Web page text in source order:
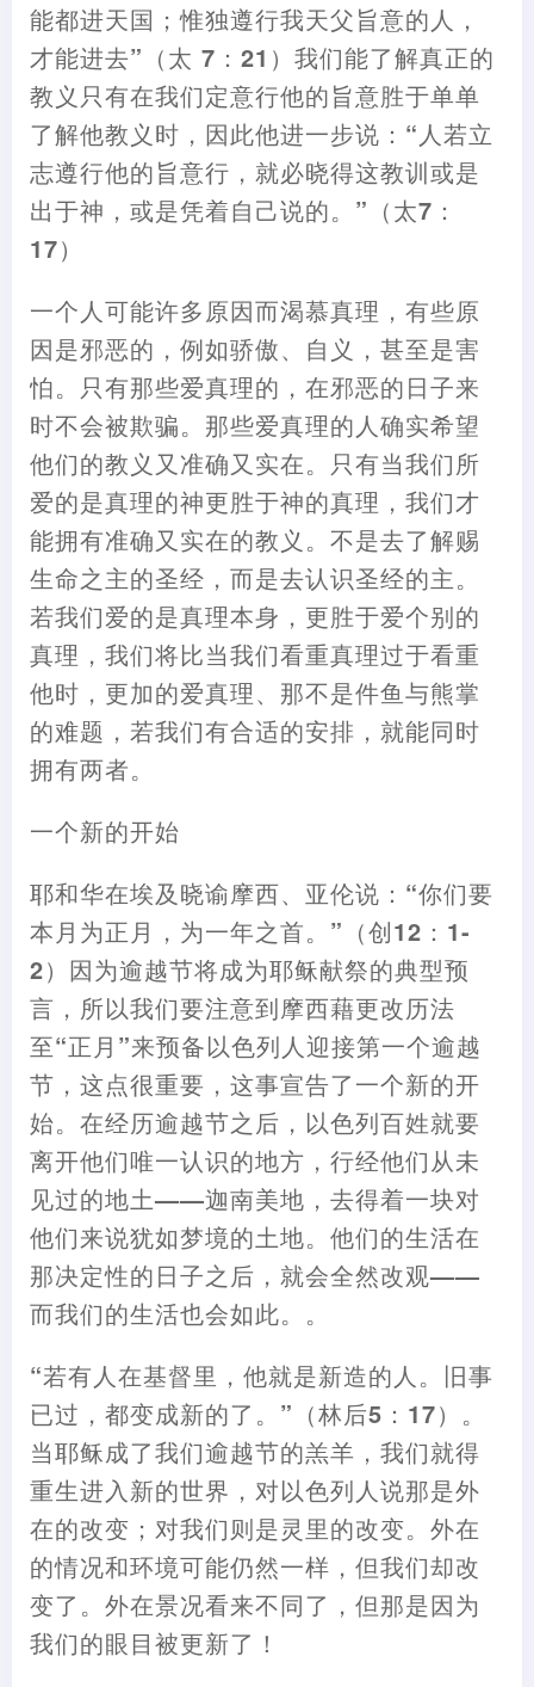
能都进天国 ；惟独遵行我天父旨意的人 ，
才能进去” （太 7 ： 21 ） 我们能了解真正的
教义只有在我们定意行他的旨意胜于单单
了解他教义时 ， 因此他进一步说 ： “人若立
志遵行他的旨意行 ， 就必晓得这教训或是
出于神 ， 或是凭着自己说的。” （太7 ：
17）
一个人可能许多原因而渴慕真理 ， 有些原
因是邪恶的 ， 例如骄傲、自义 ， 甚至是害
怕。只有那些爱真理的 ， 在邪恶的日子来
时不会被欺骗。那些爱真理的人确实希望
他们的教义又准确又实在。只有当我们所
爱的是真理的神更胜于神的真理 ， 我们才
能拥有准确又实在的教义。不是去了解赐
生命之主的圣经 ， 而是去认识圣经的主。
若我们爱的是真理本身 ， 更胜于爱个别的
真理 ， 我们将比当我们看重真理过于看重
他时 ， 更加的爱真理、那不是件鱼与熊掌
的难题 ， 若我们有合适的安排 ， 就能同时
拥有两者。
一个新的开始
耶和华在埃及晓谕摩西、亚伦说 ： “你们要
本月为正月 ， 为一年之首。” （创12 ： 1-
2） 因为逾越节将成为耶稣献祭的典型预
言 ， 所以我们要注意到摩西藉更改历法
至“正月”来预备以色列人迎接第一个逾越
节 ， 这点很重要 ， 这事宣告了一个新的开
始。在经历逾越节之后 ， 以色列百姓就要
离开他们唯一认识的地方 ， 行经他们从未
见过的地土——迦南美地 ， 去得着一块对
他们来说犹如梦境的土地。他们的生活在
那决定性的日子之后 ， 就会全然改观——
而我们的生活也会如此。。
“若有人在基督里 ， 他就是新造的人。旧事
已过 ， 都变成新的了。” （林后5 ： 17） 。
当耶稣成了我们逾越节的羔羊 ， 我们就得
重生进入新的世界 ， 对以色列人说那是外
在的改变 ； 对我们则是灵里的改变。外在
的情况和环境可能仍然一样 ， 但我们却改
变了。外在景况看来不同了 ， 但那是因为
我们的眼目被更新了 ！